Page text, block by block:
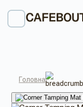
Головна